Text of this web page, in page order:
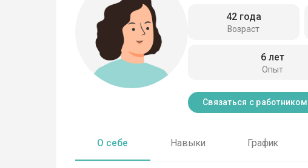
Возраст
42 года
Опыт
6 лет
Связаться с работником
О себе Навыки График